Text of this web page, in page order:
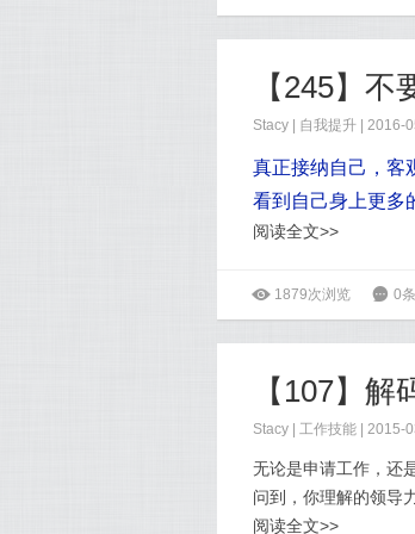
【245】
Stacy 自我提升 | 2016-
真正接纳自己，客
看到自己身上更多
阅读全文>>
ė 1879次浏览 6 0
【107】解
Stacy 工作技能 | 2015-
无论是申请工作，还
问到，你理解的领导
阅读全文>>